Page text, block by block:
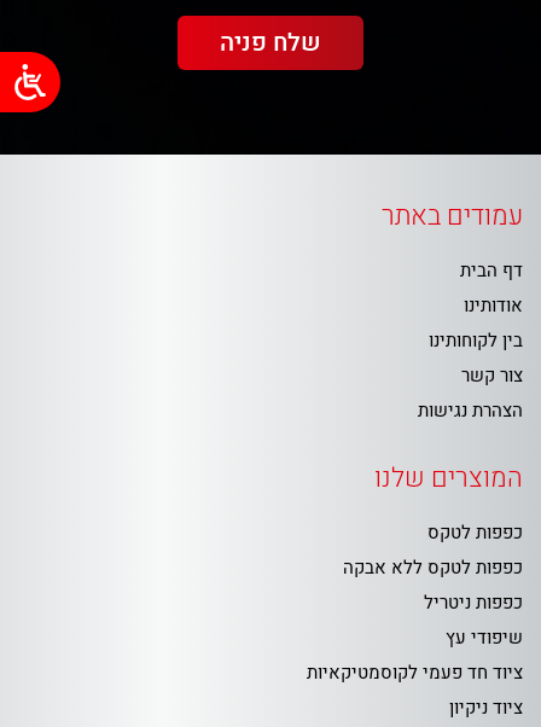
עמודים באתר
דף הבית
אודותינו
בין לקוחותינו
צור קשר
הצהרת נגישות
המוצרים שלנו
כפפות לטקס
כפפות לטקס ללא אבקה
כפפות ניטריל
שיפודי עץ
ציוד חד פעמי לקוסמטיקאיות
ציוד ניקיון